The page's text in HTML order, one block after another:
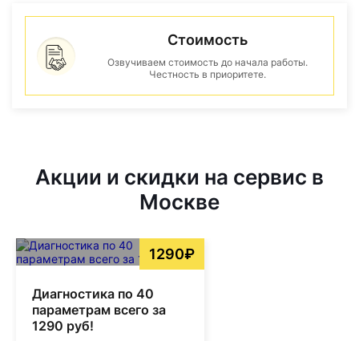
Стоимость
Озвучиваем стоимость до начала работы.
Честность в приоритете.
Акции и скидки на сервис в
Москве
1290₽
Диагностика по 40
параметрам всего за
1290 руб!